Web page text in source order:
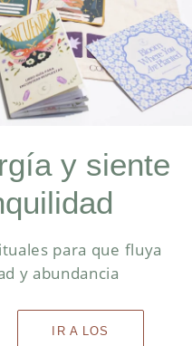
y siente
para que fluya
y abundancia
IR A LOS